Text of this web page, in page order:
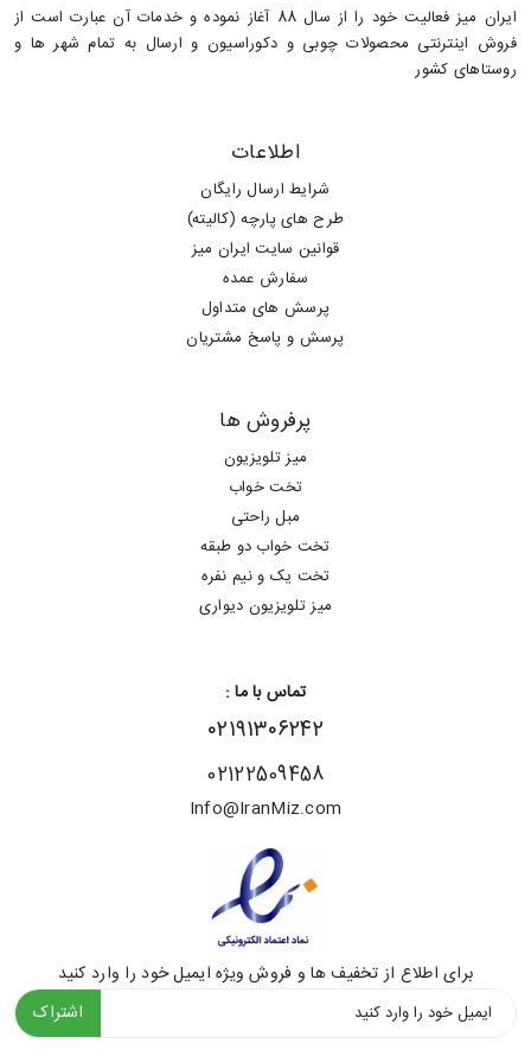
ایران میز فعالیت خود را از سال 88 آغاز نموده و خدمات آن عبارت است از
فروش اینترنتی محصولات چوبی و دکوراسیون و ارسال به تمام شهر ها و
روستاهای کشور
اطلاعات
شرایط ارسال رایگان
طرح های پارچه (کالیته)
قوانین سایت ایران میز
سفارش عمده
پرسش های متداول
پرسش و پاسخ مشتریان
پرفروش ها
میز تلویزیون
تخت خواب
مبل راحتی
تخت خواب دو طبقه
تخت یک و نیم نفره
میز تلویزیون دیواری
تماس با ما :
۰۲۱۹۱۳۰۶۲۴۲
02122509458
Info@IranMiz.com
برای اطلاع از تخفیف ها و فروش ویژه ایمیل خود را وارد کنید
اشتراک